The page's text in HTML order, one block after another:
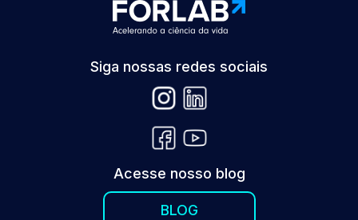
Siga nossas redes sociais
Acesse nosso blog
BLOG